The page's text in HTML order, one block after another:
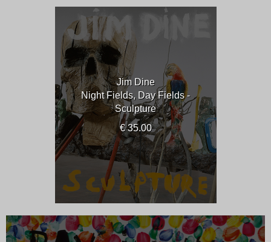
Jim Dine
Night Fields, Day Fields -
Sculpture
€ 35.00